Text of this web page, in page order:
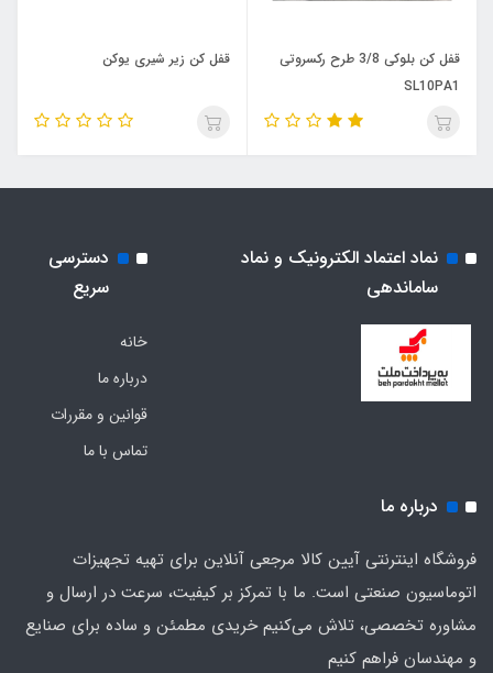
قفل کن بلوکی 3/8 طرح رکسروتی
SL10PA1
قفل کن زیر شیری یوکن
نماد اعتماد الکترونیک و نماد
ساماندهی
دسترسی
سریع
خانه
درباره ما
قوانین و مقررات
تماس با ما
درباره ما
فروشگاه اینترنتی آیین کالا مرجعی آنلاین برای تهیه تجهیزات
اتوماسیون صنعتی است. ما با تمرکز بر کیفیت، سرعت در ارسال و
مشاوره تخصصی، تلاش می‌کنیم خریدی مطمئن و ساده برای صنایع
و مهندسان فراهم کنیم